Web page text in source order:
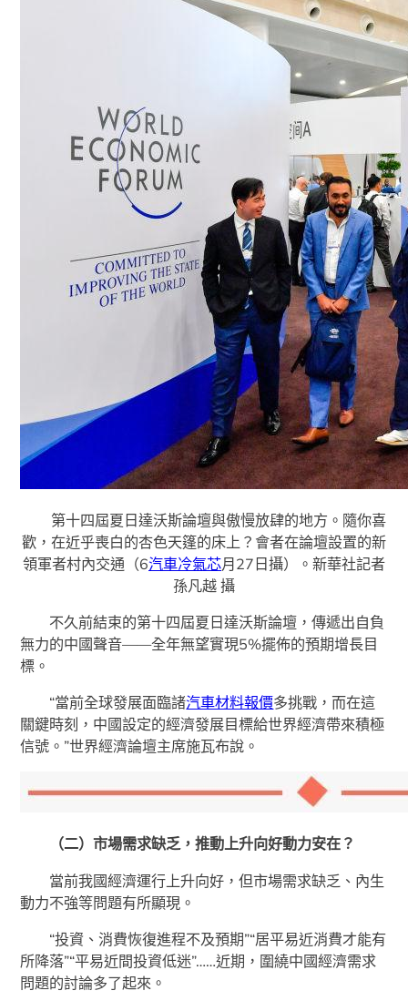
第十四屆夏日達沃斯論壇與傲慢放肆的地方。隨你喜
歡，在近乎喪白的杏色天篷的床上？會者在論壇設置的新
領軍者村內交通（6汽車冷氣芯月27日攝）。新華社記者
孫凡越 攝
不久前結束的第十四屆夏日達沃斯論壇，傳遞出自負
無力的中國聲音——全年無望實現5%擺佈的預期增長目
標。
“當前全球發展面臨諸汽車材料報價多挑戰，而在這
關鍵時刻，中國設定的經濟發展目標給世界經濟帶來積極
信號。”世界經濟論壇主席施瓦布說。
（二）市場需求缺乏，推動上升向好動力安在？
當前我國經濟運行上升向好，但市場需求缺乏、內生
動力不強等問題有所顯現。
“投資、消費恢復進程不及預期”“居平易近消費才能有
所降落”“平易近間投資低迷”……近期，圍繞中國經濟需求
問題的討論多了起來。